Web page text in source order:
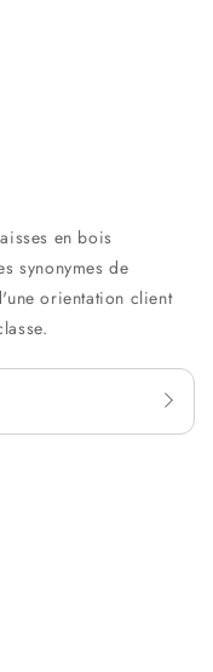
en bois
synonymes de
orientation client